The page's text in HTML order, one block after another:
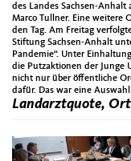
des Landes Sachsen-
Marco Tullner. Eine weitere
den Tag. Am Freitag
Stiftung Sachsen-Anhalt
Pandemie“. Unter
die Putzaktionen der Junge
nicht nur über öffentliche
dafür. Das war eine
Landarztquote,